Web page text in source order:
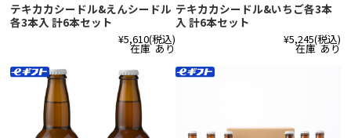
テキカカシードル&えんシードル
各3本入 計6本セット
¥5,610(税込)
在庫 あり
テキカカシードル&いちご各3本
入 計6本セット
¥5,245(税込)
在庫 あり